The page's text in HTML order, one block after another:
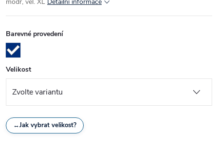
Barevné provedení
Velikost
↔Jak vybrat velikost?